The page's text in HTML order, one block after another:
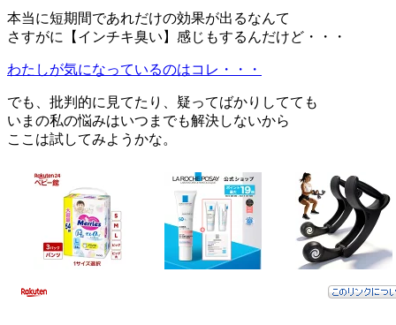
本当に短期間であれだけの効果が出るなんて
さすがに【インチキ臭い】感じもするんだけど・・・
わたしが気になっているのはコレ・・・
でも、批判的に見てたり、疑ってばかりしてても
いまの私の悩みはいつまでも解決しないから
ここは試してみようかな。